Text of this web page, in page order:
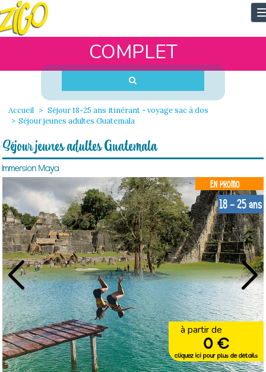
COMPLET
Accueil
Séjour 18-25 ans itinérant - voyage sac à dos
Séjour jeunes adultes Guatemala
Séjour jeunes adultes Guatemala
Immersion Maya
EN PROMO
18 - 25 ans
à partir de
0 €
cliquez ici pour plus de détails